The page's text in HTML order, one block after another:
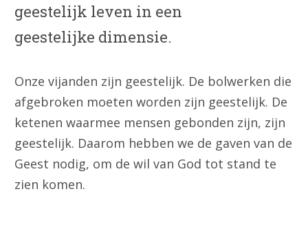
geestelijk leven in een
geestelijke dimensie.
Onze vijanden zijn geestelijk. De bolwerken die
afgebroken moeten worden zijn geestelijk. De
ketenen waarmee mensen gebonden zijn, zijn
geestelijk. Daarom hebben we de gaven van de
Geest nodig, om de wil van God tot stand te
zien komen.